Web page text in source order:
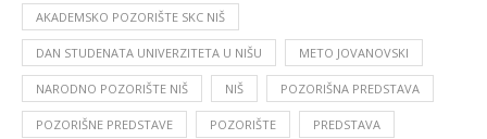
AKADEMSKO POZORIŠTE SKC NIŠ
DAN STUDENATA UNIVERZITETA U NIŠU METO JOVANOVSKI
NARODNO POZORIŠTE NIŠ NIŠ POZORIŠNA PREDSTAVA
POZORIŠNE PREDSTAVE POZORIŠTE PREDSTAVA